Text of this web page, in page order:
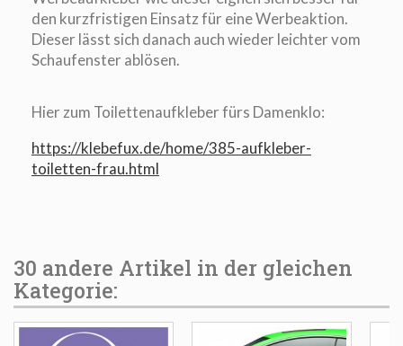
den kurzfristigen Einsatz für eine Werbeaktion.
Dieser lässt sich danach auch wieder leichter vom
Schaufenster ablösen.
Hier zum Toilettenaufkleber fürs Damenklo:
https://klebefux.de/home/385-aufkleber-
toiletten-frau.html
30 andere Artikel in der gleichen
Kategorie: